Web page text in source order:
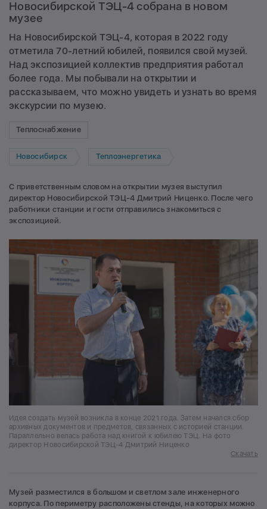
Новосибирской ТЭЦ-4 собрана в новом
музее
На Новосибирской ТЭЦ-4, которая в 2022 году
отметила 70-летний юбилей, появился свой музей.
Над экспозицией коллектив предприятия работал
более года. Мы побывали на открытии и
рассказываем, что можно увидеть и узнать во время
экскурсии по музею.
Теплоснабжение
Новосибирск Теплоэнергетика
С приветственным словом на открытии музея выступил
директор Новосибирской ТЭЦ-4 Дмитрий Ниценко. После чего
работники станции и гости отправились знакомиться с
экспозицией.
Идея создать музей возникла в конце 2021 года. Затем начался сбор
архивных документов и предметов, связанных с историей станции.
Параллельно велась работа над книгой к юбилею ТЭЦ. На фото
директор Новосибирской ТЭЦ-4 Дмитрий Ниценко
Скачать
Музей разместился в большом и светлом зале инженерного
корпуса. По периметру расположены стенды, на которых можно